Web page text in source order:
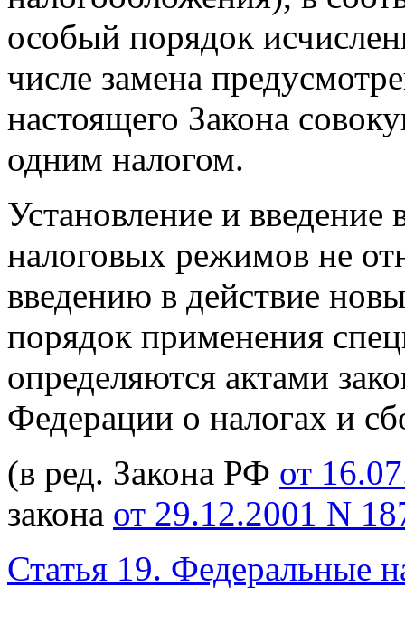
особый порядок
числе замена
настоящего Закона
одним налогом.
Установление и введение
налоговых режимов не
введению в действие
порядок применения
определяются актами
Федерации о налогах и
(в ред. Закона РФ от
закона от 29.12.2001 N
Статья 19. Федеральные